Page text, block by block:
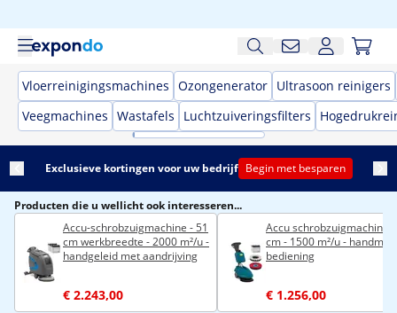
Vloerreinigingsmachines Ozongenerator Ultrasoon reinigers
Veegmachines Wastafels Luchtzuiveringsfilters
Exclusieve kortingen voor uw bedrijf Begin met besparen
Producten die u wellicht ook interesseren...
Accu-schrobzuigmachine - 51
cm werkbreedte - 2000 m²/u -
handgeleid met aandrijving
€ 2.243,00
Accu schrobzuigmachine
cm - 1500 m²/u -
bediening
€ 1.256,00